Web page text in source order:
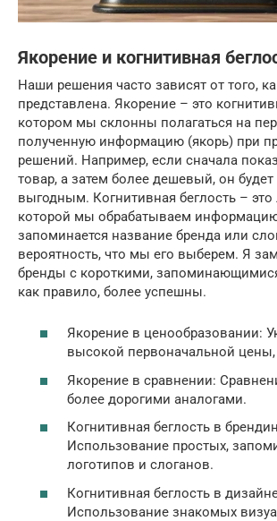
Якорение и когнитивная
Наши решения часто зависят от того,
представлена. Якорение – это
котором мы склонны полагаться на
полученную информацию (якорь) при
решений. Например, если сначала
товар, а затем более дешевый, он будет
выгодным. Когнитивная беглость – это
которой мы обрабатываем
запоминается название бренда или
вероятность, что мы его выберем. Я
бренды с короткими,
как правило, более успешны.
Якорение в ценообразовании:
высокой первоначальной цены,
Якорение в сравнении:
более дорогими аналогами.
Когнитивная беглость в
Использование простых,
логотипов и слоганов.
Когнитивная беглость в
Использование знакомых